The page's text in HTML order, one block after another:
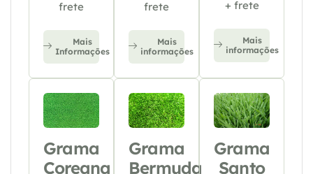
frete
Mais
Informações
frete
Mais
informações
+ frete
Mais
informações
Grama
Coreana
Grama
Bermuda
Grama
Santo